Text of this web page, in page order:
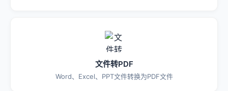
文件转PDF
Word、Excel、PPT文件转换为PDF文件